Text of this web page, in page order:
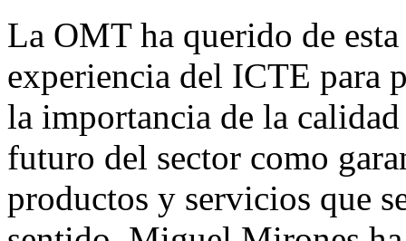
La OMT ha querido de
experiencia del ICTE para
la importancia de la
futuro del sector como
productos y servicios que